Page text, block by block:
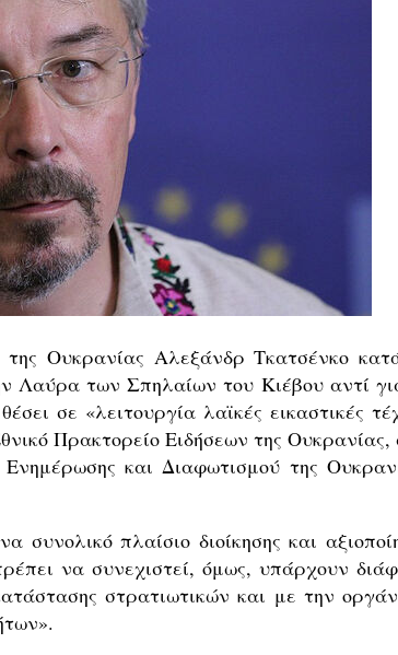
Ουκρανίας Αλεξάνδρ Τκατσένκο
Λαύρα των Σπηλαίων του Κιέβου αντί
σε «λειτουργία λαϊκές εικαστικές
Πρακτορείο Ειδήσεων της Ουκρανίας,
και Διαφωτισμού της
πλαίσιο διοίκησης και
να συνεχιστεί, όμως, υπάρχουν
στρατιωτικών και με την